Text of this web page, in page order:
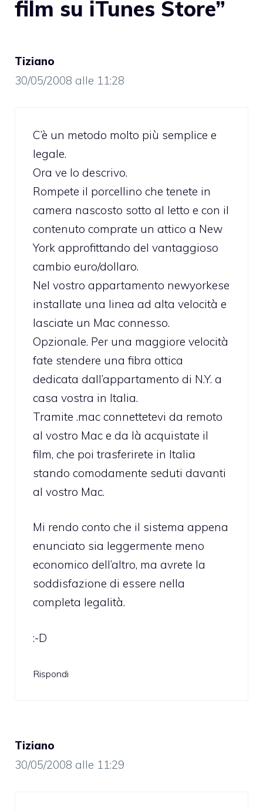
film su iTunes Store”
Tiziano
30/05/2008 alle 11:28
C’è un metodo molto più semplice e
legale.
Ora ve lo descrivo.
Rompete il porcellino che tenete in
camera nascosto sotto al letto e con il
contenuto comprate un attico a New
York approfittando del vantaggioso
cambio euro/dollaro.
Nel vostro appartamento newyorkese
installate una linea ad alta velocità e
lasciate un Mac connesso.
Opzionale. Per una maggiore velocità
fate stendere una fibra ottica
dedicata dall’appartamento di N.Y. a
casa vostra in Italia.
Tramite .mac connettetevi da remoto
al vostro Mac e da là acquistate il
film, che poi trasferirete in Italia
stando comodamente seduti davanti
al vostro Mac.
Mi rendo conto che il sistema appena
enunciato sia leggermente meno
economico dell’altro, ma avrete la
soddisfazione di essere nella
completa legalità.
:-D
Rispondi
Tiziano
30/05/2008 alle 11:29